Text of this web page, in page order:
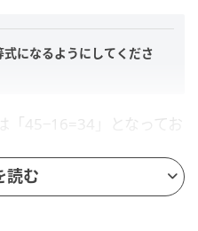
になるようにしてくださ
「45−16=34」となってお
読む